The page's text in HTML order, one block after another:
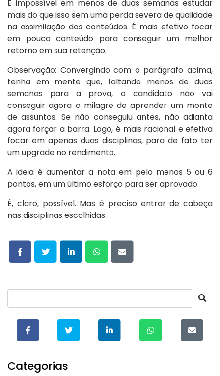
É impossível em menos de duas semanas estudar
mais do que isso sem uma perda severa de qualidade
na assimilação dos conteúdos. É mais efetivo focar
em pouco conteúdo para conseguir um melhor
retorno em sua retenção.
Observação: Convergindo com o parágrafo acima,
tenha em mente que, faltando menos de duas
semanas para a prova, o candidato não vai
conseguir agora o milagre de aprender um monte
de assuntos. Se não conseguiu antes, não adianta
agora forçar a barra. Logo, é mais racional e efetiva
focar em apenas duas disciplinas, para de fato ter
um upgrade no rendimento.
A ideia é aumentar a nota em pelo menos 5 ou 6
pontos, em um último esforço para ser aprovado.
É, claro, possível. Mas é preciso entrar de cabeça
nas disciplinas escolhidas.
Categorias